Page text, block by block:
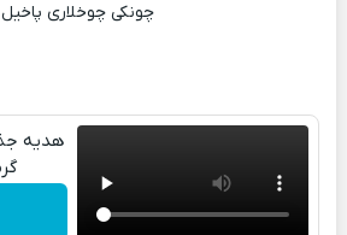
چونکی چوخلاری پاخیل